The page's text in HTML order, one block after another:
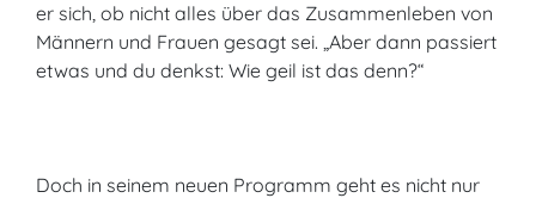
er sich, ob nicht alles über das Zusammenleben von
Männern und Frauen gesagt sei. „Aber dann passiert
etwas und du denkst: Wie geil ist das denn?“
Doch in seinem neuen Programm geht es nicht nur